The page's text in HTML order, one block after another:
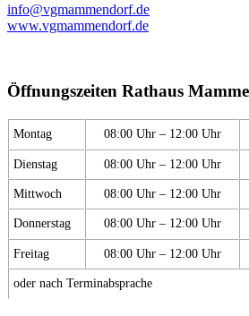
info@vgmammendorf.de
www.vgmammendorf.de
Öffnungszeiten Rathaus
Montag 08:00 Uhr – 12:00 Uhr
Dienstag 08:00 Uhr – 12:00 Uhr
Mittwoch 08:00 Uhr – 12:00 Uhr
Donnerstag 08:00 Uhr – 12:00 Uhr
Freitag 08:00 Uhr – 12:00 Uhr
oder nach Terminabsprache